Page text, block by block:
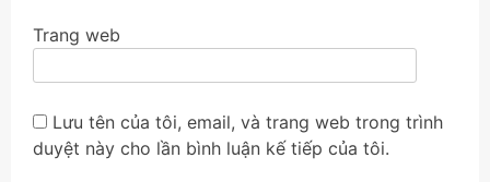
Trang web
Lưu tên của tôi, email, và trang web trong trình
duyệt này cho lần bình luận kế tiếp của tôi.